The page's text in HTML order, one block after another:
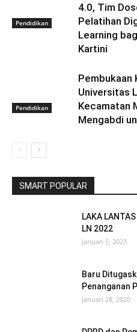
Pendidikan
4.0, Tim
Pelatihan
Learning
Kartini
Pendidikan
Pembukaan
Universitas
Kecamatan
Mengabdi
SMART POPULAR
LAKA
LN 2022
Januari 5, 2023
Baru
Penanganan
Januari 28, 2020